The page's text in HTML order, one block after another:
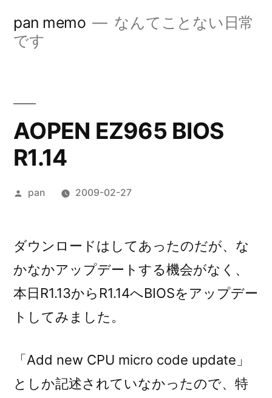
pan memo
なんてことない日常
です
AOPEN EZ965 BIOS
R1.14
投
pan 2009-02-27
ダウンロードはしてあったのだが、な
かなかアップデートする機会がなく、
本日R1.13からR1.14へBIOSをアップデー
トしてみました。
「Add new CPU micro code update」
としか記述されていなかったので、特